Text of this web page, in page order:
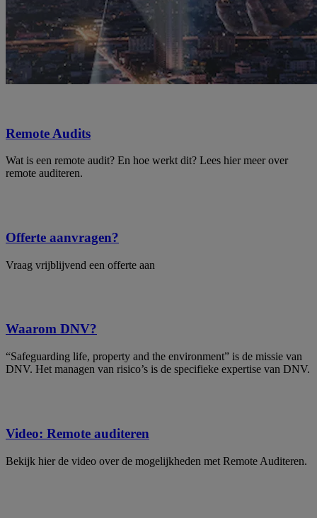
Remote Audits
Wat is een remote audit? En hoe werkt dit? Lees hier meer over
remote auditeren.
Offerte aanvragen?
Vraag vrijblijvend een offerte aan
Waarom DNV?
​“Safeguarding life, property and the environment” is de missie van
DNV. Het managen van risico’s is de specifieke expertise van DNV.
Video: Remote auditeren
Bekijk hier de video over de mogelijkheden met Remote Auditeren.